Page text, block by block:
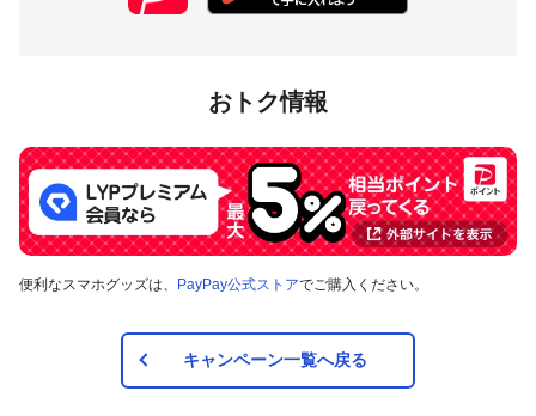
おトク情報
便利なスマホグッズは、 PayPay公式ストアでご購入ください。
キャンペーン一覧へ戻る